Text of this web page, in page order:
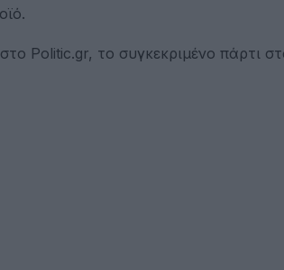
Politic.gr, το συγκεκριμένο πάρτι